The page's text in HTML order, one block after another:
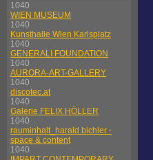
1040
WIEN MUSEUM
1040
Kunsthalle Wien Karlsplatz
1040
GENERALI FOUNDATION
1040
AURORA-ART-GALLERY
1040
discotec.at
1040
Galerie FELIX HÖLLER
1040
rauminhalt_harald bichler -
space & content
1040